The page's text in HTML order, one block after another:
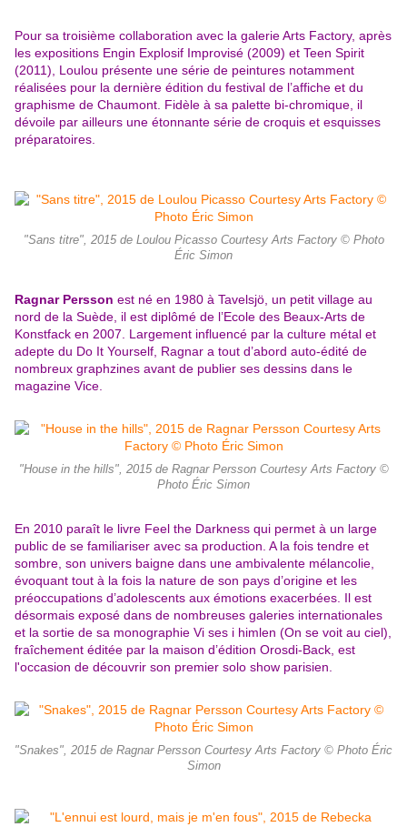
Pour sa troisième collaboration avec la galerie Arts Factory, après
les expositions Engin Explosif Improvisé (2009) et Teen Spirit
(2011), Loulou présente une série de peintures notamment
réalisées pour la dernière édition du festival de l’affiche et du
graphisme de Chaumont. Fidèle à sa palette bi-chromique, il
dévoile par ailleurs une étonnante série de croquis et esquisses
préparatoires.
"Sans titre", 2015 de Loulou Picasso Courtesy Arts Factory © Photo
Éric Simon
Ragnar Persson est né en 1980 à Tavelsjö, un petit village au
nord de la Suède, il est diplômé de l’Ecole des Beaux-Arts de
Konstfack en 2007. Largement influencé par la culture métal et
adepte du Do It Yourself, Ragnar a tout d’abord auto-édité de
nombreux graphzines avant de publier ses dessins dans le
magazine Vice.
"House in the hills", 2015 de Ragnar Persson Courtesy Arts Factory ©
Photo Éric Simon
En 2010 paraît le livre Feel the Darkness qui permet à un large
public de se familiariser avec sa production. A la fois tendre et
sombre, son univers baigne dans une ambivalente mélancolie,
évoquant tout à la fois la nature de son pays d’origine et les
préoccupations d’adolescents aux émotions exacerbées. Il est
désormais exposé dans de nombreuses galeries internationales
et la sortie de sa monographie Vi ses i himlen (On se voit au ciel),
fraîchement éditée par la maison d’édition Orosdi-Back, est
l'occasion de découvrir son premier solo show parisien.
"Snakes", 2015 de Ragnar Persson Courtesy Arts Factory © Photo Éric
Simon